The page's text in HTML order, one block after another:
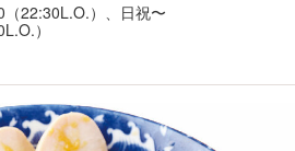
22:30L.O.）、日祝〜
）